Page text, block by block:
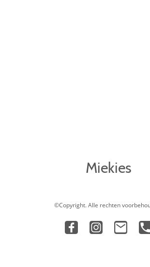
Miekies
©Copyright. Alle rechten